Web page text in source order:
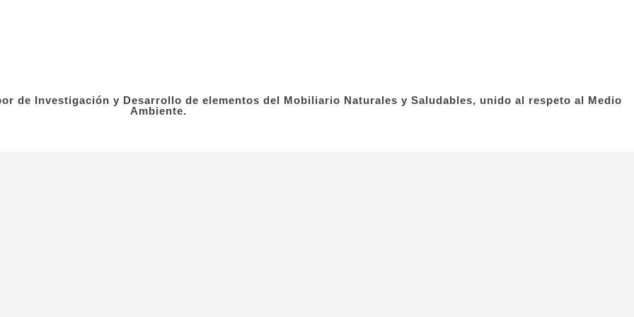
de Investigación y Desarrollo de elementos del Mobiliario Naturales y Saludables, unido al respeto al Medio
Ambiente.